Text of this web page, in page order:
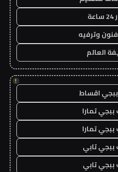
وترفيه
العالم
!
اقساط
تمارا
تمارا
تابي
تابي